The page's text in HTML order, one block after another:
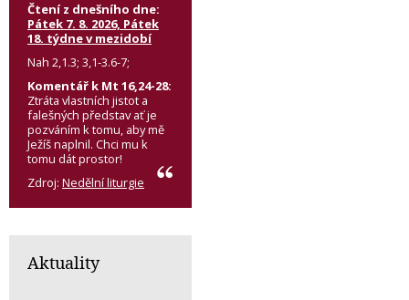
Čtení z dnešního dne:
Pátek 7. 8. 2026, Pátek
18. týdne v mezidobí
Nah 2,1.3; 3,1-3.6-7;
Komentář k Mt 16,24-28:
Ztráta vlastních jistot a
falešných představ ať je
pozváním k tomu, aby mě
Ježíš naplnil. Chci mu k
tomu dát prostor!
Zdroj: Nedělní liturgie
Aktuality